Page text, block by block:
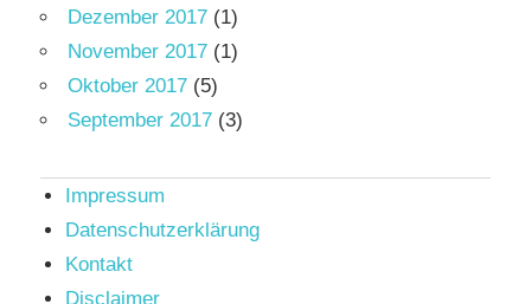
Dezember 2017 (1)
November 2017 (1)
Oktober 2017 (5)
September 2017 (3)
Impressum
Datenschutzerklärung
Kontakt
Disclaimer